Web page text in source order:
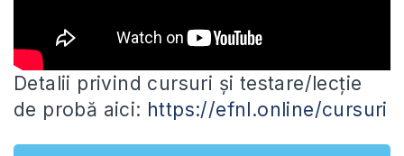
Detalii privind cursuri și testare/lecție
de probă aici: https://efnl.online/cursuri